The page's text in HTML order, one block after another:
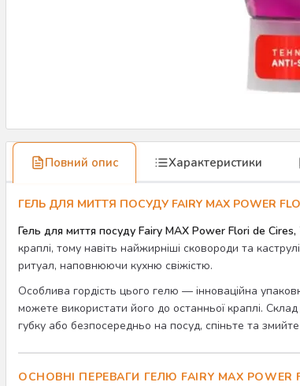
Повний опис Характеристики
ГЕЛЬ ДЛЯ МИТТЯ ПОСУДУ FAIRY MAX POWER
Гель для миття посуду Fairy MAX Power Flori de
краплі, тому навіть найжирніші сковороди та
ритуал, наповнюючи кухню свіжістю.
Особлива гордість цього гелю — інноваційна
можете використати його до останньої краплі.
губку або безпосередньо на посуд, спіньте та
ОСНОВНІ ПЕРЕВАГИ ГЕЛЮ FAIRY MAX POWER